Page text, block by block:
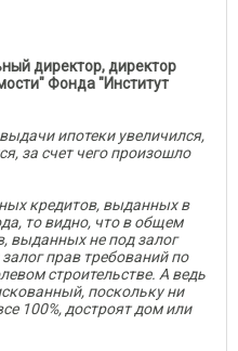
директор, директор
Фонда "Институт
ипотеки увеличился,
за счет чего произошло
кредитов, выданных в
то видно, что в общем
выданных не под залог
прав требований по
строительстве. А ведь
поскольку ни
100%, достроят дом или